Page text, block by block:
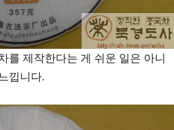
를 제작한다는 게 쉬운 일은 아니
낍니다.